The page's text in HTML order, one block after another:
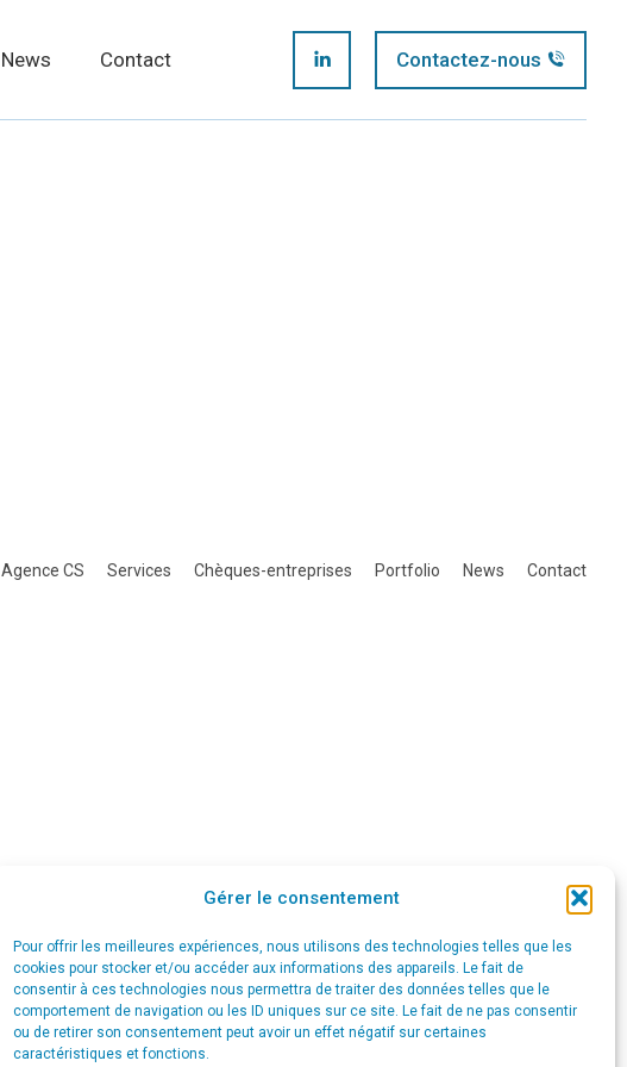
Gérer le consentement
Pour offrir les meilleures expériences, nous utilisons des technologies telles que les
cookies pour stocker et/ou accéder aux informations des appareils. Le fait de
consentir à ces technologies nous permettra de traiter des données telles que le
comportement de navigation ou les ID uniques sur ce site. Le fait de ne pas consentir
ou de retirer son consentement peut avoir un effet négatif sur certaines
caractéristiques et fonctions.
News Contact
LinkedIn
Contactez-nous
Agence CS Services Chèques-entreprises Portfolio News Contact